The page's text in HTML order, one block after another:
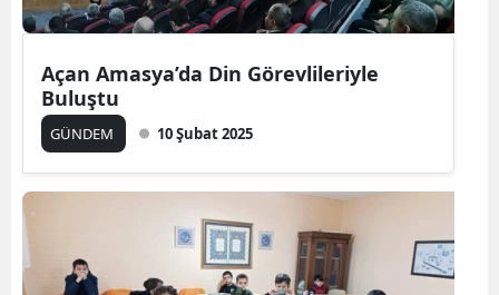
Açan Amasya’da Din Görevlileriyle
Buluştu
GÜNDEM 10 Şubat 2025